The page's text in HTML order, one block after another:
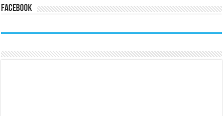
Facebook